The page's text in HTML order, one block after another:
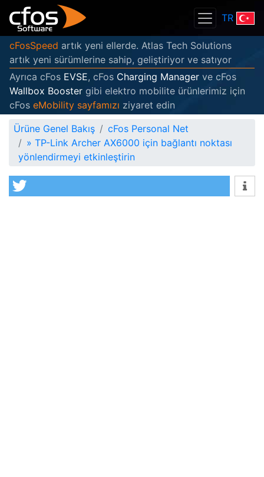
TR
cFosSpeed artık yeni ellerde. Atlas Tech Solutions
artık yeni sürümlerine sahip, geliştiriyor ve satıyor
Ayrıca cFos EVSE, cFos Charging Manager ve cFos
Wallbox Booster gibi elektro mobilite ürünlerimiz için
cFos eMobility sayfamızı ziyaret edin
Ürüne Genel Bakış
cFos Personal Net
» TP-Link Archer AX6000 için bağlantı noktası
yönlendirmeyi etkinleştirin